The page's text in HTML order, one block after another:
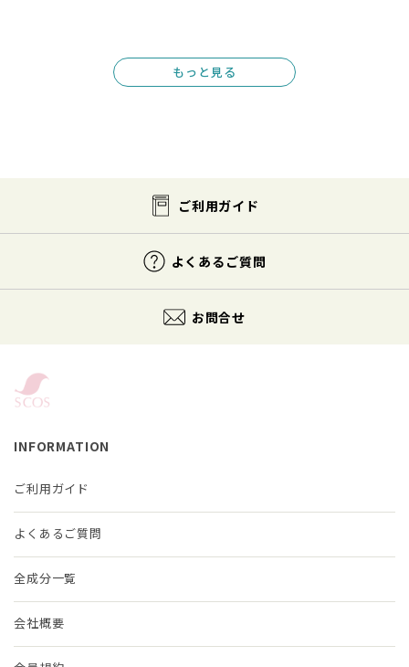
もっと見る
ご利用ガイド
よくあるご質問
お問合せ
INFORMATION
ご利用ガイド
よくあるご質問
全成分一覧
会社概要